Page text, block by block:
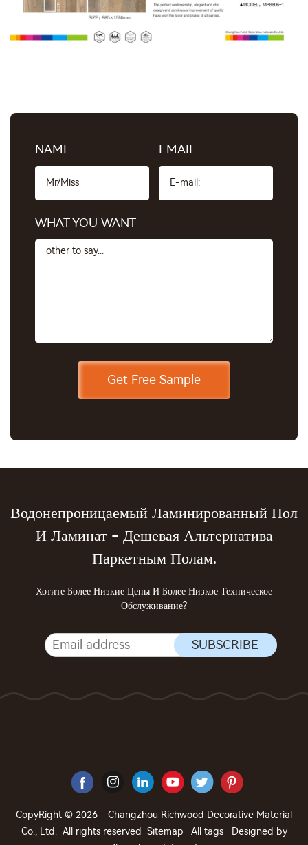
NAME EMAIL
WHAT YOU WANT
Водонепроницаемый Ламинированный Пол
И Ламинат - Дешевая Альтернатива
Паркетным Полам.
Хотите Более Низкие Цены И Более Низкое Техническое
Обслуживание?
CopyRight © 2026 - Changzhou Richwood Decorative Material
Co., Ltd. All rights reserved Sitemap All tags
Designed by